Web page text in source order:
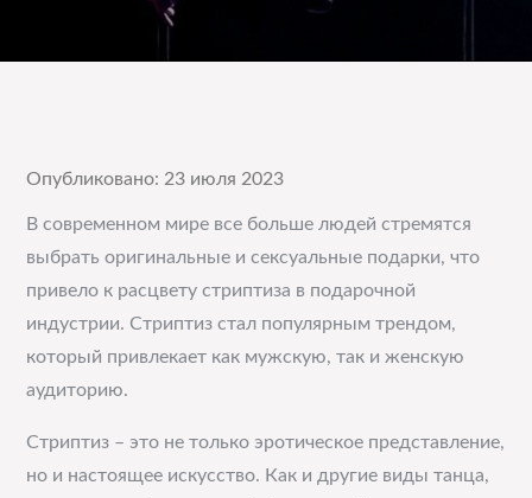
Опубликовано: 23 июля 2023
В современном мире все больше людей стремятся
выбрать оригинальные и сексуальные подарки, что
привело к расцвету стриптиза в подарочной
индустрии. Стриптиз стал популярным трендом,
который привлекает как мужскую, так и женскую
аудиторию.
Стриптиз – это не только эротическое представление,
но и настоящее искусство. Как и другие виды танца,